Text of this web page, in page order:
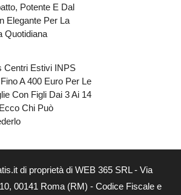
Potente E Dal
Elegante Per La
Quotidiana
Centri Estivi INPS
A 400 Euro Per Le
Con Figli Dai 3 Ai 14
Chi Può
di proprietà di WEB 365 SRL - Via
00141 Roma (RM) - Codice Fiscale e